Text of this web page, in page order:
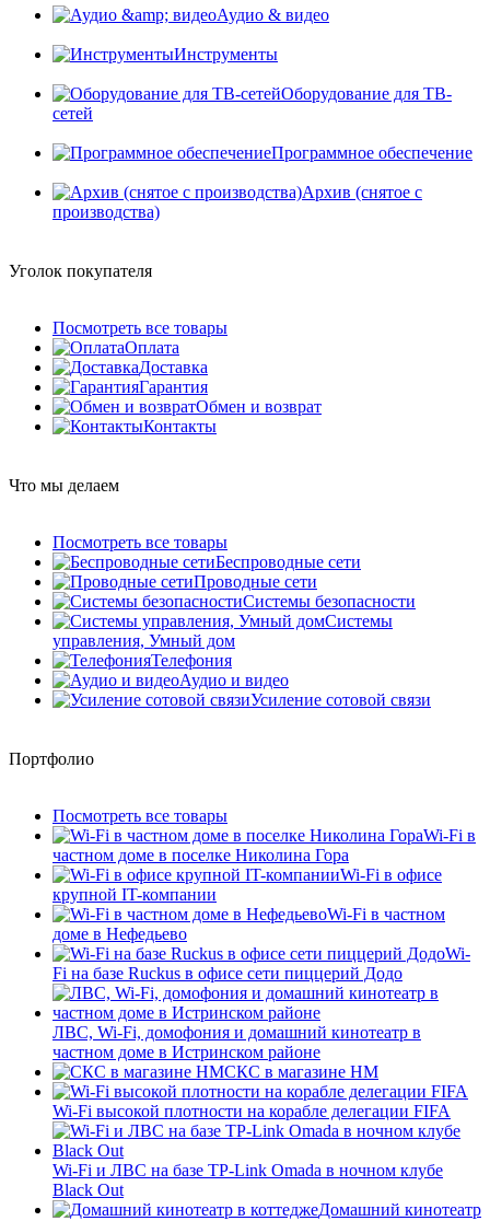
Аудио & видео
Инструменты
Оборудование для ТВ-
сетей
Программное обеспечение
Архив (снятое с
производства)
Уголок покупателя
Посмотреть все товары
Оплата
Доставка
Гарантия
Обмен и возврат
Контакты
Что мы делаем
Посмотреть все товары
Беспроводные сети
Проводные сети
Системы безопасности
Системы
управления, Умный дом
Телефония
Аудио и видео
Усиление сотовой связи
Портфолио
Посмотреть все товары
Wi-Fi в
частном доме в поселке Николина Гора
Wi-Fi в офисе
крупной IT-компании
Wi-Fi в частном
доме в Нефедьево
Wi-
Fi на базе Ruckus в офисе сети пиццерий Додо
ЛВС, Wi-Fi, домофония и домашний кинотеатр в
частном доме в Истринском районе
СКС в магазине HM
Wi-Fi высокой плотности на корабле делегации FIFA
Wi-Fi и ЛВС на базе TP-Link Omada в ночном клубе
Black Out
Домашний кинотеатр